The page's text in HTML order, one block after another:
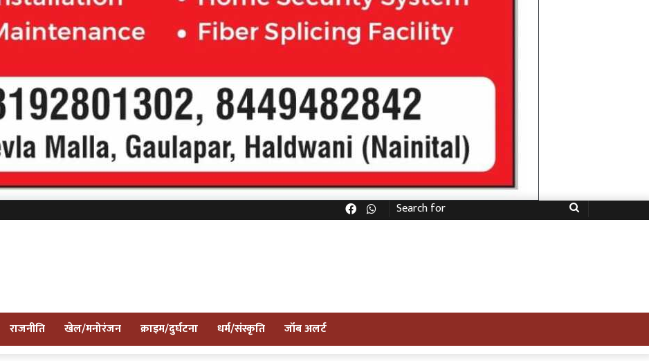
Search
for
WhatsApp
Facebook
राजनीति खेल/मनोरंजन क्राइम/दुर्घटना धर्म/संस्कृति जॉब अलर्ट